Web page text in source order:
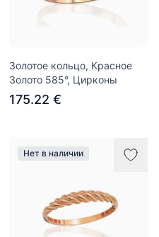
Золотое кольцо, Красное
Золото 585°, Цирконы
175.22 €
Нет в наличии